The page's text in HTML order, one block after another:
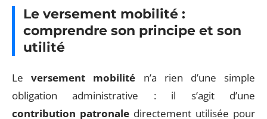
Le versement mobilité :
comprendre son principe et son
utilité
Leversement mobilité n’a rien d’une simple
obligation administrative : il s’agit d’une
contribution patronale directement utilisée pour